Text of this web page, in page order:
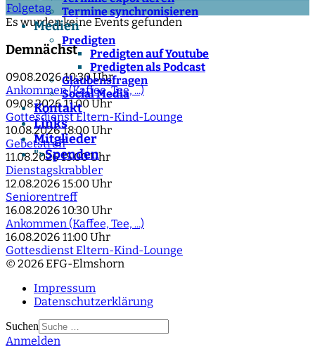
Termine synchronisieren
Medien
Predigten
Predigten auf Youtube
Predigten als Podcast
Glaubensfragen
Social Media
Kontakt
Links
Mitglieder
">Spenden
Folgetag
Es wurden keine Events gefunden
Demnächst
09.08.2026 10:30 Uhr
Ankommen (Kaffee, Tee, ...)
09.08.2026 11:00 Uhr
Gottesdienst Eltern-Kind-Lounge
10.08.2026 18:00 Uhr
Gebetstreff
11.08.2026 15:00 Uhr
Dienstagskrabbler
12.08.2026 15:00 Uhr
Seniorentreff
16.08.2026 10:30 Uhr
Ankommen (Kaffee, Tee, ...)
16.08.2026 11:00 Uhr
Gottesdienst Eltern-Kind-Lounge
© 2026 EFG-Elmshorn
Impressum
Datenschutzerklärung
Suchen
Type 2 or more
Anmelden